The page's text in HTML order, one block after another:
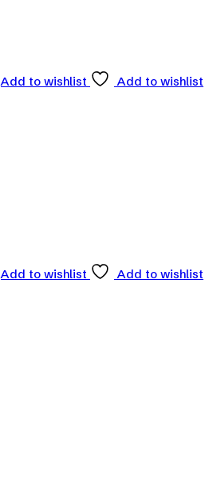
Add to wishlist
Add to wishlist
Add to wishlist
Add to wishlist